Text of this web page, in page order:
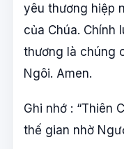
yêu thương hiệp
của Chúa. Chính
thương là chúng
Ngôi. Amen.
Ghi nhớ : “Thiên
thế gian nhờ